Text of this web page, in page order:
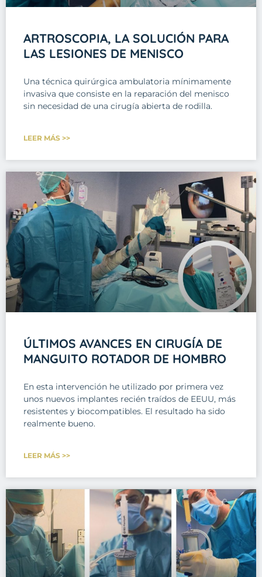
ARTROSCOPIA, LA SOLUCIÓN PARA
LAS LESIONES DE MENISCO
Una técnica quirúrgica ambulatoria mínimamente
invasiva que consiste en la reparación del menisco
sin necesidad de una cirugía abierta de rodilla.
LEER MÁS >>
ÚLTIMOS AVANCES EN CIRUGÍA DE
MANGUITO ROTADOR DE HOMBRO
En esta intervención he utilizado por primera vez
unos nuevos implantes recién traídos de EEUU, más
resistentes y biocompatibles. El resultado ha sido
realmente bueno.
LEER MÁS >>